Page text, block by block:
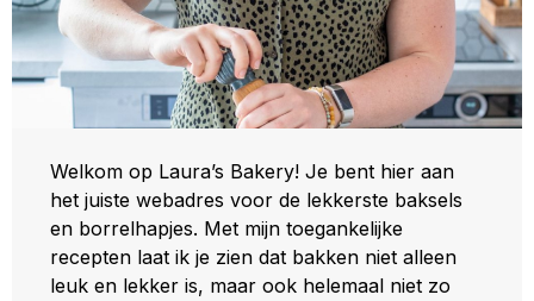
Welkom op Laura’s Bakery! Je bent hier aan
het juiste webadres voor de lekkerste baksels
en borrelhapjes. Met mijn toegankelijke
recepten laat ik je zien dat bakken niet alleen
leuk en lekker is, maar ook helemaal niet zo